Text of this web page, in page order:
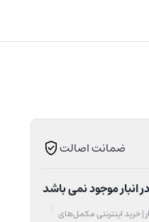
ضمانت اصالت
در انبار موجود نمی باشد
| خرید اینترنتی مکمل‌های